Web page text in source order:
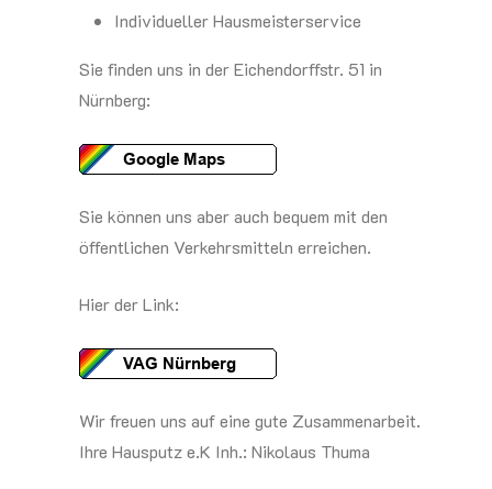
Individueller Hausmeisterservice
Sie finden uns in der Eichendorffstr. 51 in
Nürnberg:
Sie können uns aber auch bequem mit den
öffentlichen Verkehrsmitteln erreichen.
Hier der Link:
Wir freuen uns auf eine gute Zusammenarbeit.
Ihre Hausputz e.K Inh.: Nikolaus Thuma